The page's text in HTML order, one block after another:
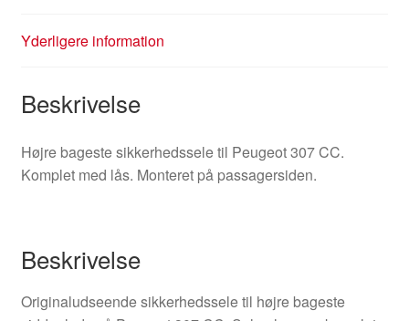
Yderligere information
Beskrivelse
Højre bageste sikkerhedssele til Peugeot 307 CC.
Komplet med lås. Monteret på passagersiden.
Beskrivelse
Originaludseende sikkerhedssele til højre bageste